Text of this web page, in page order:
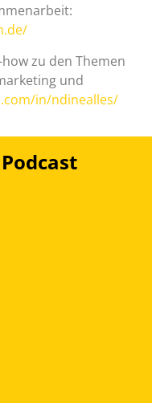
zu den Themen
und
in/ndinealles/